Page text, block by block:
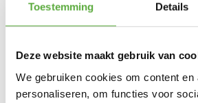
Toestemming Details
Deze website maakt gebruik van
We gebruiken cookies om content en
personaliseren, om functies voor
€44,95 Product bekijken